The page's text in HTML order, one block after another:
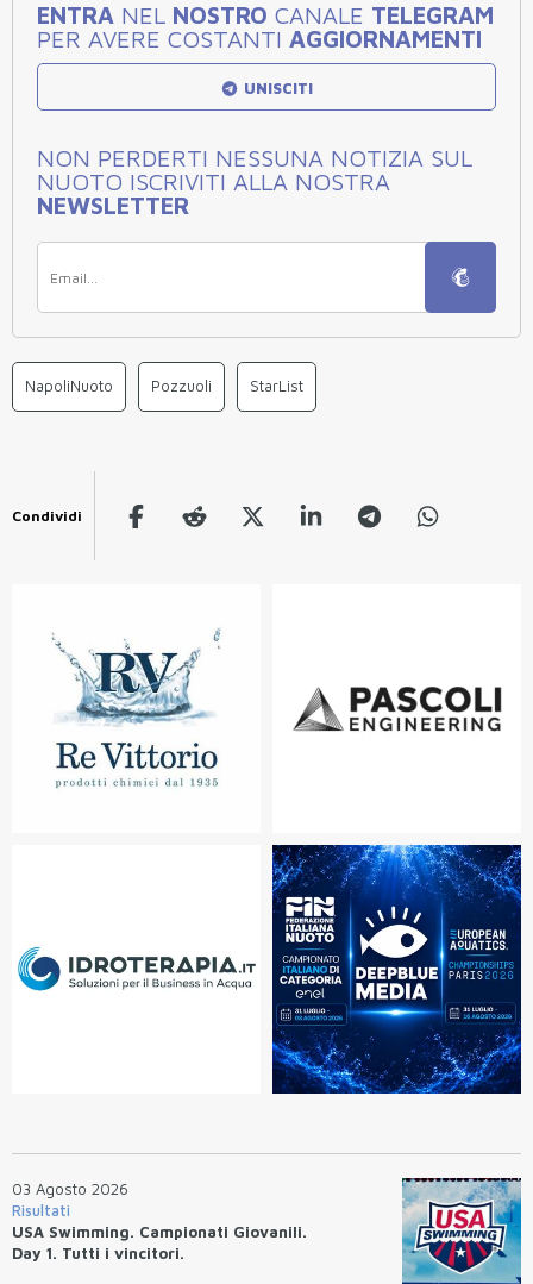
ENTRA NEL NOSTRO CANALE TELEGRAM
PER AVERE COSTANTI AGGIORNAMENTI
UNISCITI
NON PERDERTI NESSUNA NOTIZIA SUL
NUOTO ISCRIVITI ALLA NOSTRA
NEWSLETTER
NapoliNuoto Pozzuoli StarList
Condividi
03 Agosto 2026
Risultati
USA Swimming. Campionati Giovanili.
Day 1. Tutti i vincitori.